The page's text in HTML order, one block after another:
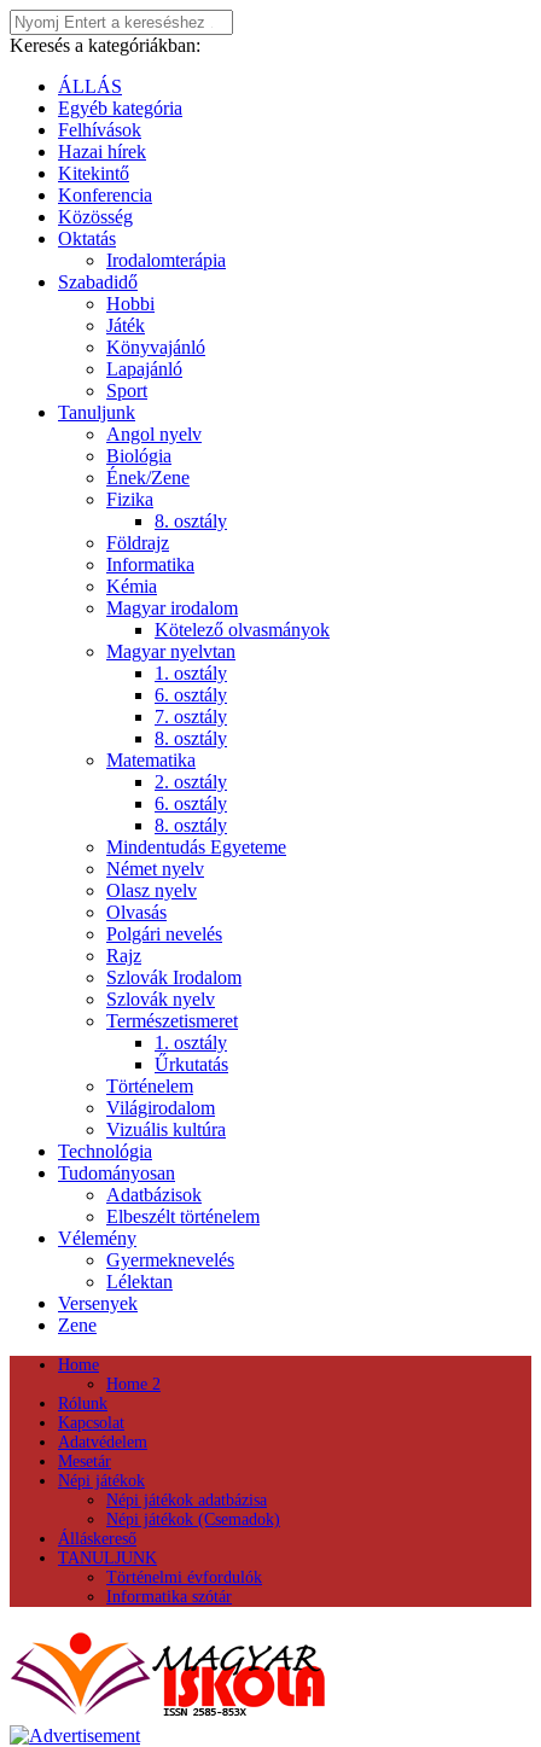
Keresés a kategóriákban:
ÁLLÁS
Egyéb kategória
Felhívások
Hazai hírek
Kitekintő
Konferencia
Közösség
Oktatás
Irodalomterápia
Szabadidő
Hobbi
Játék
Könyvajánló
Lapajánló
Sport
Tanuljunk
Angol nyelv
Biológia
Ének/Zene
Fizika
8. osztály
Földrajz
Informatika
Kémia
Magyar irodalom
Kötelező olvasmányok
Magyar nyelvtan
1. osztály
6. osztály
7. osztály
8. osztály
Matematika
2. osztály
6. osztály
8. osztály
Mindentudás Egyeteme
Német nyelv
Olasz nyelv
Olvasás
Polgári nevelés
Rajz
Szlovák Irodalom
Szlovák nyelv
Természetismeret
1. osztály
Űrkutatás
Történelem
Világirodalom
Vizuális kultúra
Technológia
Tudományosan
Adatbázisok
Elbeszélt történelem
Vélemény
Gyermeknevelés
Lélektan
Versenyek
Zene
Home
Home 2
Rólunk
Kapcsolat
Adatvédelem
Mesetár
Népi játékok
Népi játékok adatbázisa
Népi játékok (Csemadok)
Álláskereső
TANULJUNK
Történelmi évfordulók
Informatika szótár